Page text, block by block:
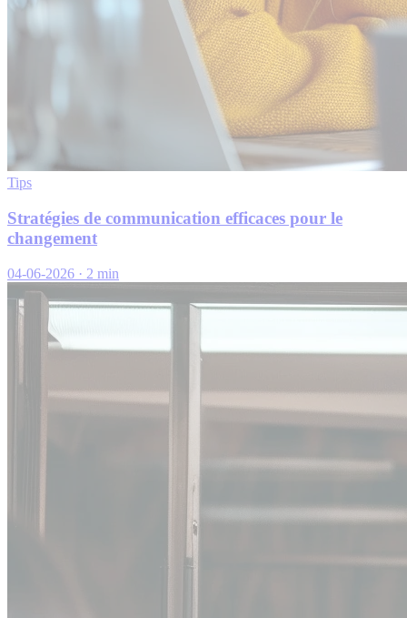
Tips
Stratégies de communication efficaces pour le
changement
04-06-2026 · 2 min